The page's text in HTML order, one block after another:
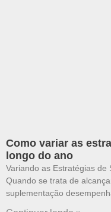
Como variar as
longo do ano
Variando as Estratégias de
Quando se trata de
suplementação